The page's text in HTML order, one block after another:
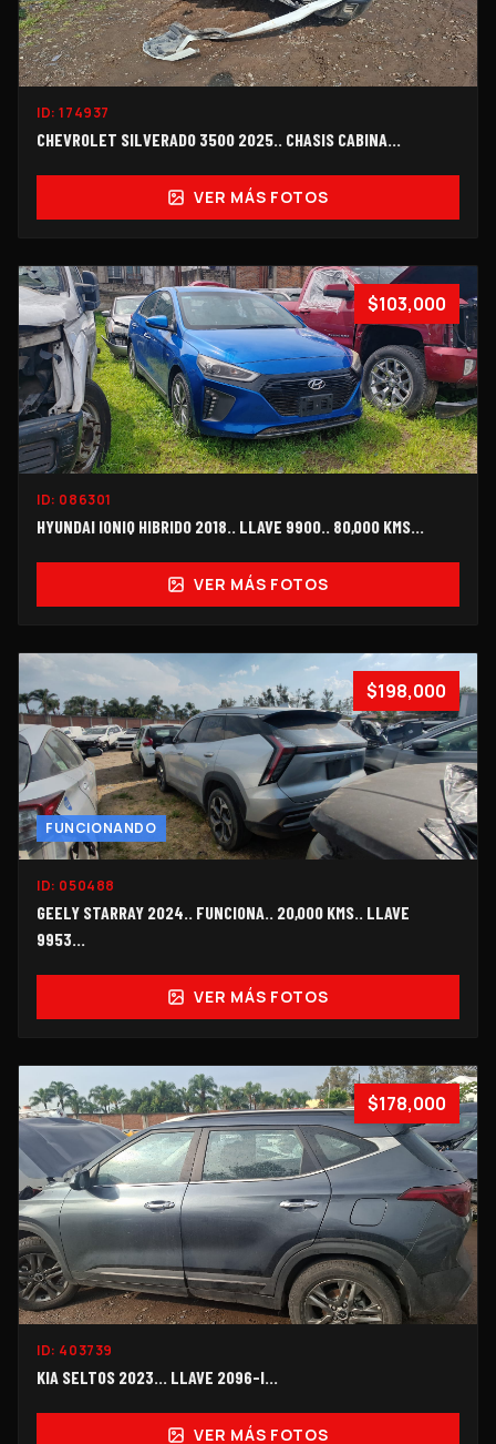
ID:174937
CHEVROLET SILVERADO 3500 2025.. CHASIS CABINA…
VER MÁS FOTOS
$103,000
ID: 086301
HYUNDAI IONIQ HIBRIDO 2018.. LLAVE 9900.. 80,000 KMS...
VER MÁS FOTOS
$198,000
FUNCIONANDO
ID: 050488
GEELY STARRAY 2024.. FUNCIONA.. 20,000 KMS.. LLAVE
9953...
VER MÁS FOTOS
$178,000
ID: 403739
KIA SELTOS 2023... LLAVE 2096-I...
VER MÁS FOTOS